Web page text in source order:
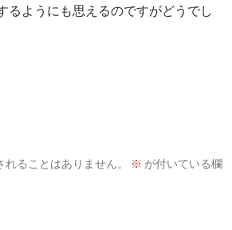
るようにも思えるのですがどうでし
ることはありません。 ※ が付いている欄